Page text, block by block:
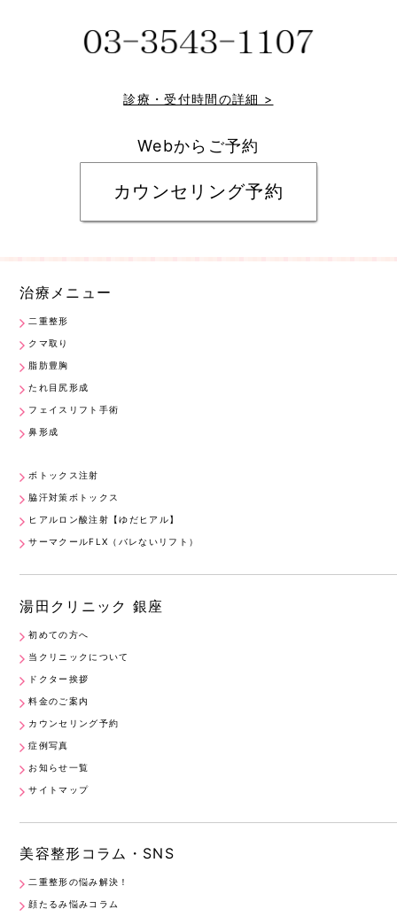
診療・受付時間の詳細 >
Webからご予約
カウンセリング予約
治療メニュー
二重整形
クマ取り
脂肪豊胸
たれ目尻形成
フェイスリフト手術
鼻形成
ボトックス注射
脇汗対策ボトックス
ヒアルロン酸注射【ゆだヒアル】
サーマクールFLX（バレないリフト）
湯田クリニック 銀座
初めての方へ
当クリニックについて
ドクター挨拶
料金のご案内
カウンセリング予約
症例写真
お知らせ一覧
サイトマップ
美容整形コラム・SNS
二重整形の悩み解決！
顔たるみ悩みコラム